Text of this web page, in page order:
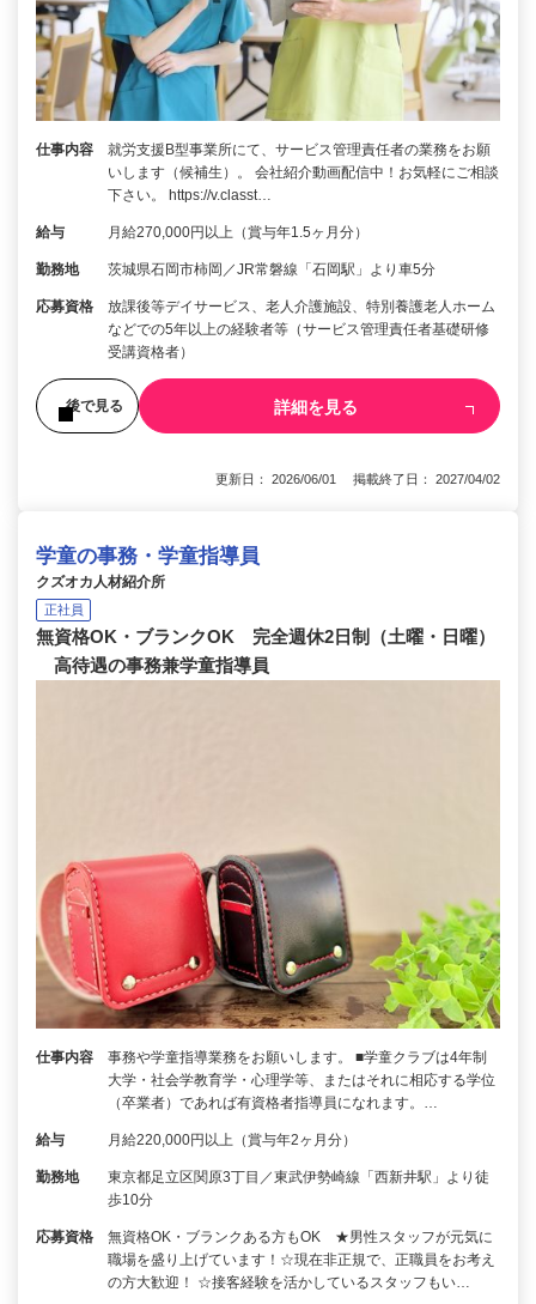
仕事内容
就労支援B型事業所にて、サービス管理責任者の業務をお願
いします（候補生）。 会社紹介動画配信中！お気軽にご相談
下さい。 https://v.classt…
給与 月給270,000円以上（賞与年1.5ヶ月分）
勤務地 茨城県石岡市柿岡／JR常磐線「石岡駅」より車5分
応募資格
放課後等デイサービス、老人介護施設、特別養護老人ホーム
などでの5年以上の経験者等（サービス管理責任者基礎研修
受講資格者）
後で見る 詳細を見る
更新日： 2026/06/01 掲載終了日： 2027/04/02
学童の事務・学童指導員
クズオカ人材紹介所
正社員
無資格OK・ブランクOK 完全週休2日制（土曜・日曜）
高待遇の事務兼学童指導員
仕事内容
事務や学童指導業務をお願いします。 ■学童クラブは4年制
大学・社会学教育学・心理学等、またはそれに相応する学位
（卒業者）であれば有資格者指導員になれます。…
給与 月給220,000円以上（賞与年2ヶ月分）
勤務地
東京都足立区関原3丁目／東武伊勢崎線「西新井駅」より徒
歩10分
応募資格
無資格OK・ブランクある方もOK ★男性スタッフが元気に
職場を盛り上げています！☆現在非正規で、正職員をお考え
の方大歓迎！ ☆接客経験を活かしているスタッフもい…